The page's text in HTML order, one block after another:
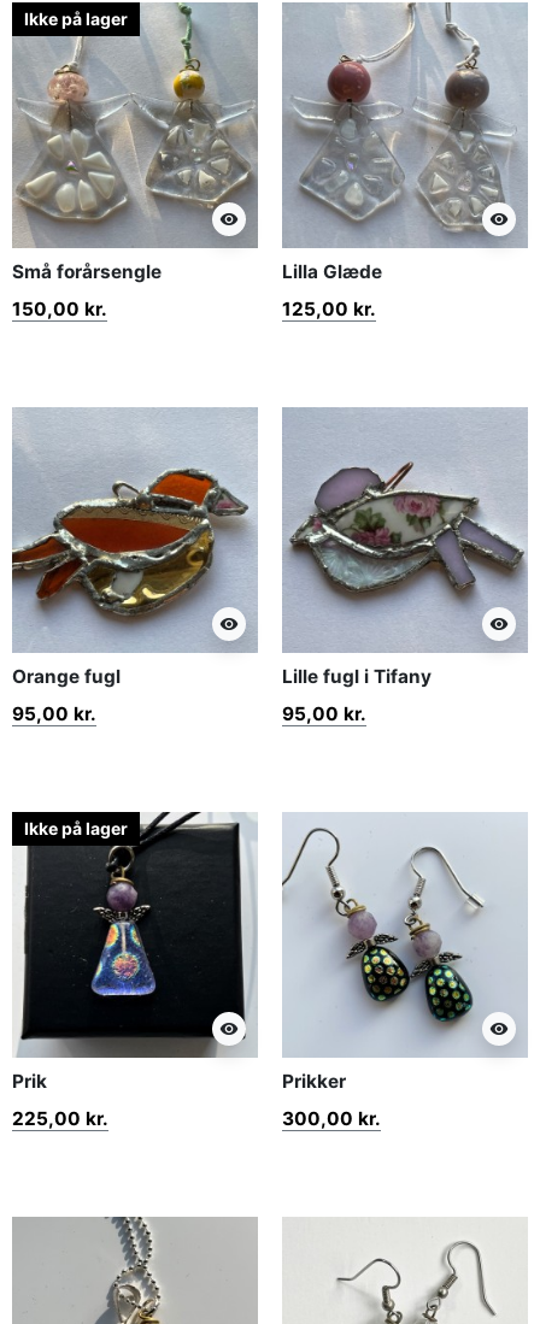
Ikke på lager
visibility
Små forårsengle
150,00 kr.
visibility
Lilla Glæde
125,00 kr.
visibility
Orange fugl
95,00 kr.
visibility
Lille fugl i Tifany
95,00 kr.
Ikke på lager
visibility
Prik
225,00 kr.
visibility
Prikker
300,00 kr.